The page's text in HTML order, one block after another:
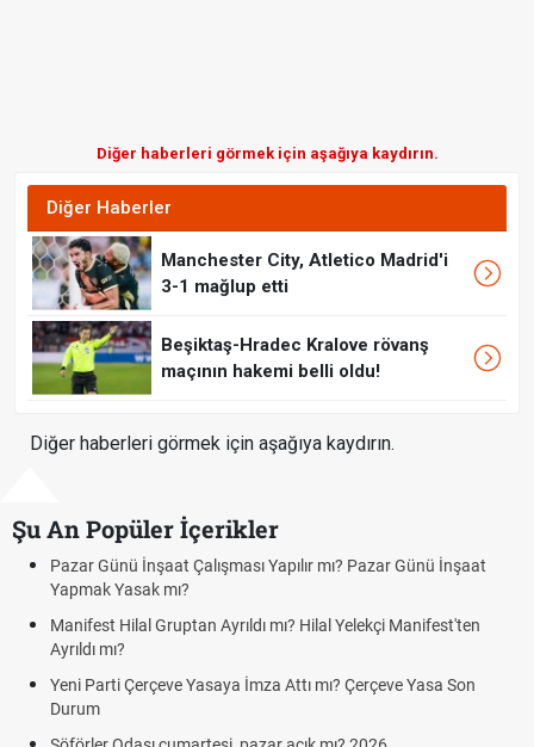
Diğer haberleri görmek için aşağıya kaydırın.
Diğer Haberler
Manchester City, Atletico Madrid'i
3-1 mağlup etti
Beşiktaş-Hradec Kralove rövanş
maçının hakemi belli oldu!
Diğer haberleri görmek için aşağıya kaydırın.
Şu An Popüler İçerikler
Pazar Günü İnşaat Çalışması Yapılır mı? Pazar Günü İnşaat
Yapmak Yasak mı?
Manifest Hilal Gruptan Ayrıldı mı? Hilal Yelekçi Manifest'ten
Ayrıldı mı?
Yeni Parti Çerçeve Yasaya İmza Attı mı? Çerçeve Yasa Son
Durum